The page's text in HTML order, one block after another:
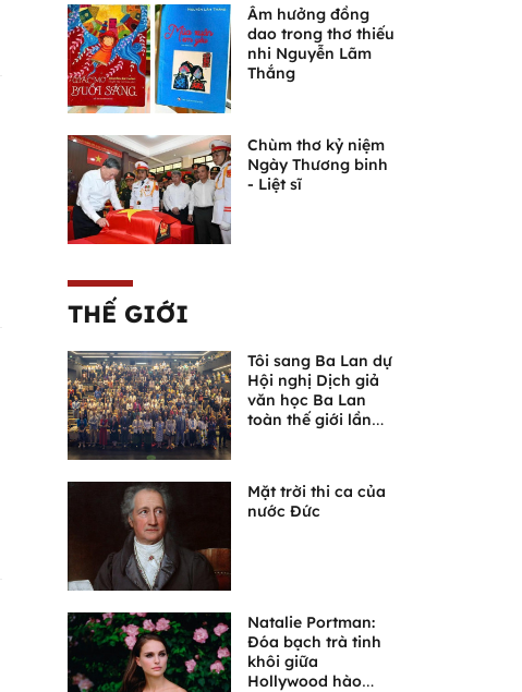
Âm hưởng đồng
dao trong thơ thiếu
nhi Nguyễn Lãm
Thắng
Chùm thơ kỷ niệm
Ngày Thương binh
- Liệt sĩ
THẾ GIỚI
Tôi sang Ba Lan dự
Hội nghị Dịch giả
văn học Ba Lan
toàn thế giới lần
Mặt trời thi ca của
nước Đức
Natalie Portman:
Đóa bạch trà tinh
khôi giữa
Hollywood hào